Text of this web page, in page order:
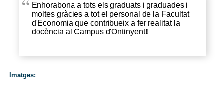
Enhorabona a tots els graduats i graduades i
moltes gràcies a tot el personal de la Facultat
d'Economia que contribueix a fer realitat la
docència al Campus d'Ontinyent!!
Imatges: